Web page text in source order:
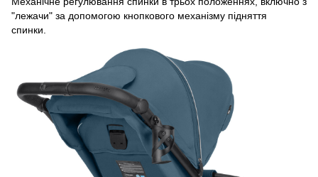
"лежачи" за допомогою кнопкового механізму підняття
спинки.